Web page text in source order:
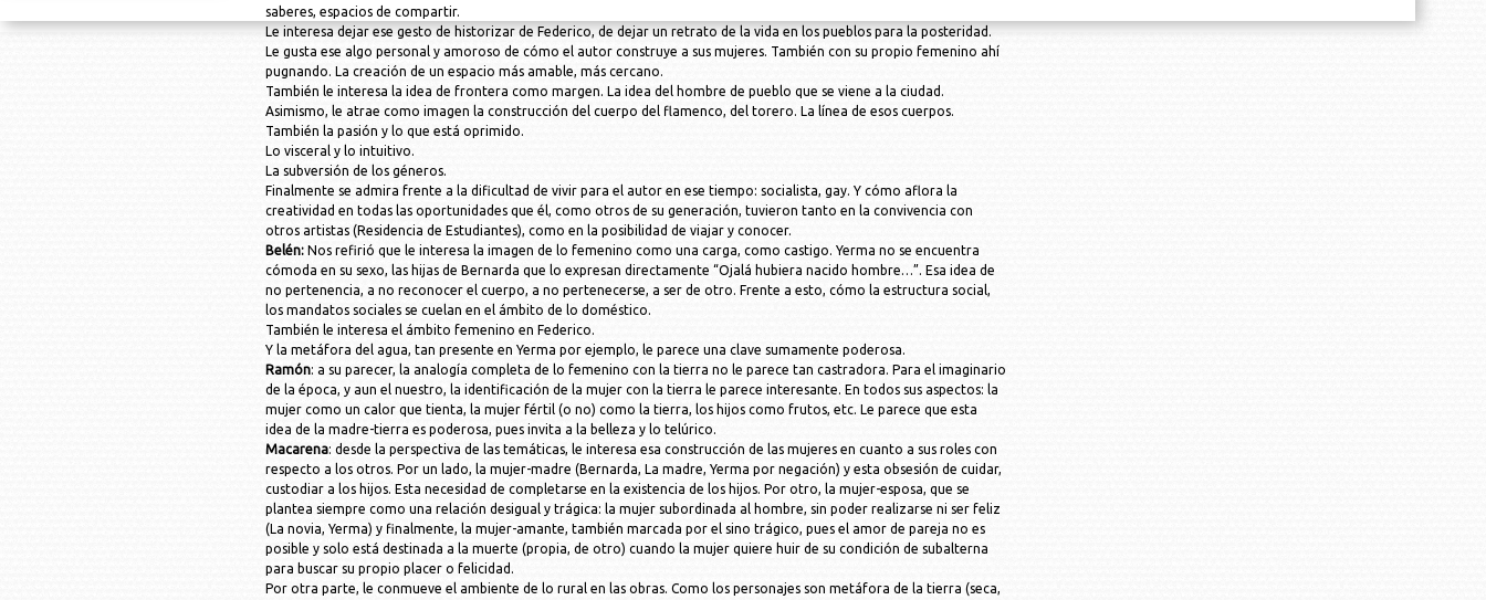
saberes, espacios de compartir.
Le interesa dejar ese gesto de historizar de Federico, de dejar un retrato de la vida en los pueblos para la posteridad.
Le gusta ese algo personal y amoroso de cómo el autor construye a sus mujeres. También con su propio femenino ahí
pugnando. La creación de un espacio más amable, más cercano.
También le interesa la idea de frontera como margen. La idea del hombre de pueblo que se viene a la ciudad.
Asimismo, le atrae como imagen la construcción del cuerpo del flamenco, del torero. La línea de esos cuerpos.
También la pasión y lo que está oprimido.
Lo visceral y lo intuitivo.
La subversión de los géneros.
Finalmente se admira frente a la dificultad de vivir para el autor en ese tiempo: socialista, gay. Y cómo aflora la
creatividad en todas las oportunidades que él, como otros de su generación, tuvieron tanto en la convivencia con
otros artistas (Residencia de Estudiantes), como en la posibilidad de viajar y conocer.
Belén: Nos refirió que le interesa la imagen de lo femenino como una carga, como castigo. Yerma no se encuentra
cómoda en su sexo, las hijas de Bernarda que lo expresan directamente “Ojalá hubiera nacido hombre…”. Esa idea de
no pertenencia, a no reconocer el cuerpo, a no pertenecerse, a ser de otro. Frente a esto, cómo la estructura social,
los mandatos sociales se cuelan en el ámbito de lo doméstico.
También le interesa el ámbito femenino en Federico.
Y la metáfora del agua, tan presente en Yerma por ejemplo, le parece una clave sumamente poderosa.
Ramón: a su parecer, la analogía completa de lo femenino con la tierra no le parece tan castradora. Para el imaginario
de la época, y aun el nuestro, la identificación de la mujer con la tierra le parece interesante. En todos sus aspectos: la
mujer como un calor que tienta, la mujer fértil (o no) como la tierra, los hijos como frutos, etc. Le parece que esta
idea de la madre-tierra es poderosa, pues invita a la belleza y lo telúrico.
Macarena: desde la perspectiva de las temáticas, le interesa esa construcción de las mujeres en cuanto a sus roles con
respecto a los otros. Por un lado, la mujer-madre (Bernarda, La madre, Yerma por negación) y esta obsesión de cuidar,
custodiar a los hijos. Esta necesidad de completarse en la existencia de los hijos. Por otro, la mujer-esposa, que se
plantea siempre como una relación desigual y trágica: la mujer subordinada al hombre, sin poder realizarse ni ser feliz
(La novia, Yerma) y finalmente, la mujer-amante, también marcada por el sino trágico, pues el amor de pareja no es
posible y solo está destinada a la muerte (propia, de otro) cuando la mujer quiere huir de su condición de subalterna
para buscar su propio placer o felicidad.
Por otra parte, le conmueve el ambiente de lo rural en las obras. Como los personajes son metáfora de la tierra (seca,